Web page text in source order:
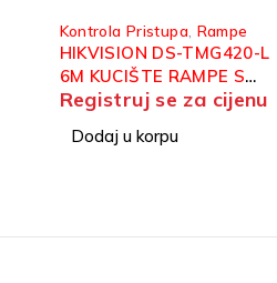
Kontrola Pristupa, Rampe
HIKVISION DS-TMG420-L
6M KUCIŠTE RAMPE S
PRIVATOM RUKE OD 6M
Registruj se za cijenu
Dodaj u korpu